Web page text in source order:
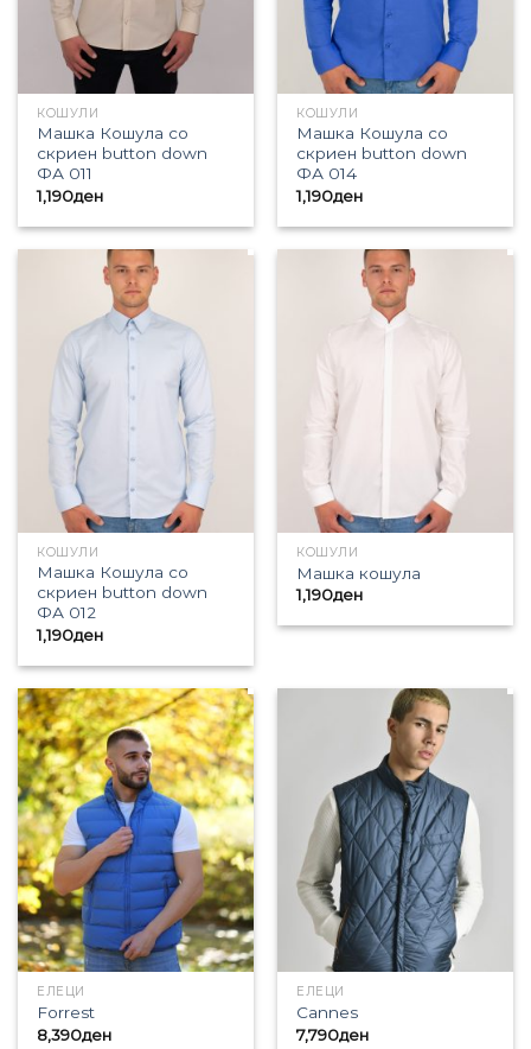
КОШУЛИ
Машка Кошула со
скриен button down
ФА 011
1,190ден
КОШУЛИ
Машка Кошула со
скриен button down
ФА 014
1,190ден
КОШУЛИ
Машка Кошула со
скриен button down
ФА 012
1,190ден
КОШУЛИ
Машка кошула
1,190ден
ЕЛЕЦИ
Forrest
8,390ден
ЕЛЕЦИ
Cannes
7,790ден